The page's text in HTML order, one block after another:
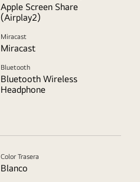
Apple Screen Share
(Airplay2)
Miracast
Miracast
Bluetooth
Bluetooth Wireless
Headphone
Color Trasera
Blanco